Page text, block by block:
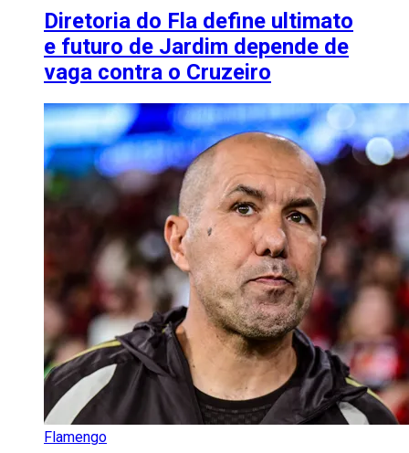
Diretoria do Fla define ultimato
e futuro de Jardim depende de
vaga contra o Cruzeiro
Flamengo